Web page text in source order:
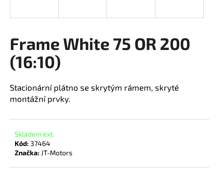
Frame White 75 OR 200
(16:10)
Stacionární plátno se skrytým rámem, skryté
montážní prvky.
Skladem ext.
Kód: 37464
Značka: JT-Motors
í
t
?